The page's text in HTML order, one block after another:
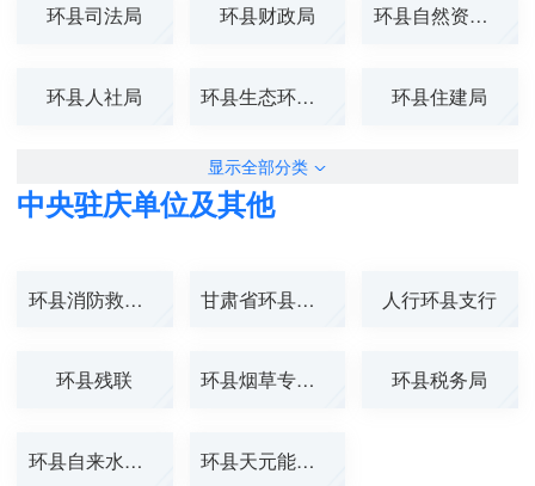
环县司法局 环县财政局 环县自然资源局
环县人社局 环县生态环境局 环县住建局
显示全部分类
中央驻庆单位及其他
环县消防救援大... 甘肃省环县气象... 人行环县支行
环县残联 环县烟草专卖局 环县税务局
环县自来水公司 环县天元能化燃...